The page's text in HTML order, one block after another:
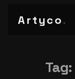
Artyco.
Tag: